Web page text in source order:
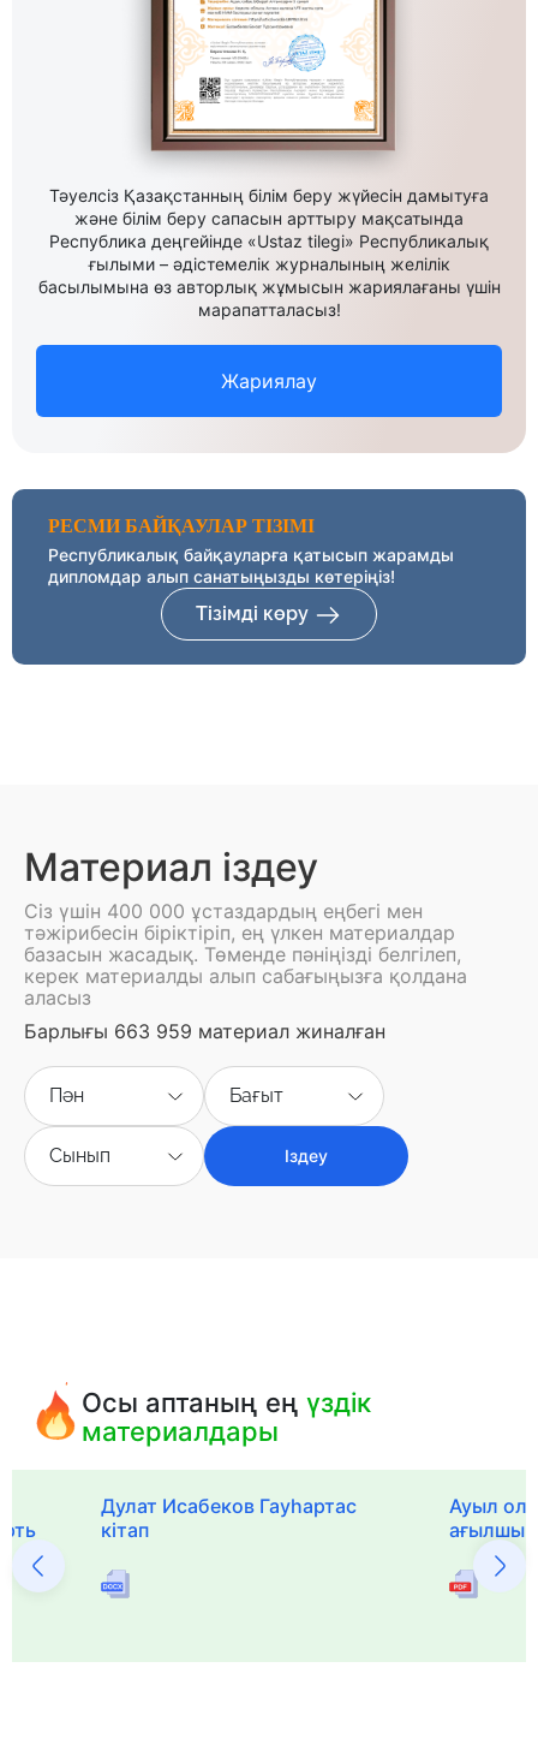
Тәуелсіз Қазақстанның білім беру жүйесін дамытуға
және білім беру сапасын арттыру мақсатында
Республика деңгейінде «Ustaz tilegi» Республикалық
ғылыми – әдістемелік журналының желілік
басылымына өз авторлық жұмысын жариялағаны үшін
марапатталасыз!
Жариялау
РЕСМИ БАЙҚАУЛАР ТІЗІМІ
Республикалық байқауларға қатысып жарамды
дипломдар алып санатыңызды көтеріңіз!
Тізімді көру
Материал іздеу
Сіз үшін 400 000 ұстаздардың еңбегі мен
тәжірибесін біріктіріп, ең үлкен материалдар
базасын жасадық. Төменде пәніңізді белгілеп,
керек материалды алып сабағыңызға қолдана
аласыз
Барлығы 663 959 материал жиналған
Пән Бағыт
Сынып Іздеу
Осы аптаның еңүздік
материалдары
Дулат Исабеков Гауһартас
кітап
Ауыл
ағылшын